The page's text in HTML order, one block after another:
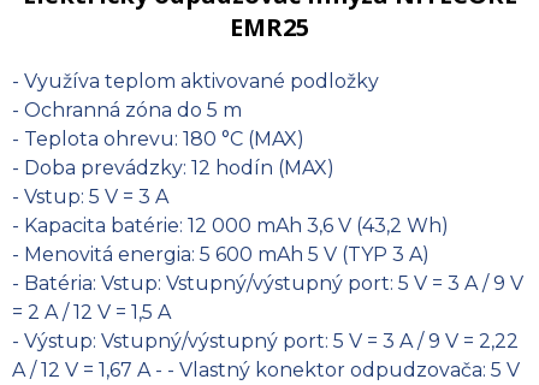
EMR25
- Využíva teplom aktivované podložky
- Ochranná zóna do 5 m
- Teplota ohrevu: 180 °C (MAX)
- Doba prevádzky: 12 hodín (MAX)
- Vstup: 5 V = 3 A
- Kapacita batérie: 12 000 mAh 3,6 V (43,2 Wh)
- Menovitá energia: 5 600 mAh 5 V (TYP 3 A)
- Batéria: Vstup: Vstupný/výstupný port: 5 V = 3 A / 9 V
= 2 A / 12 V = 1,5 A
- Výstup: Vstupný/výstupný port: 5 V = 3 A / 9 V = 2,22
A / 12 V = 1,67 A - - Vlastný konektor odpudzovača: 5 V